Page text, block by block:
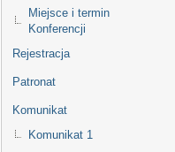
Miejsce i termin
Konferencji
Rejestracja
Patronat
Komunikat
Komunikat 1